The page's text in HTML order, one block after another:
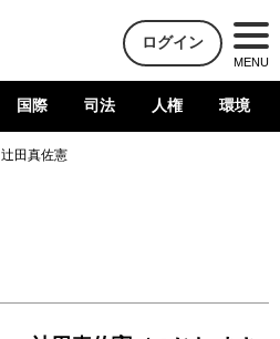
ログイン
MENU
国際 司法 人権 環境
辻田真佐憲